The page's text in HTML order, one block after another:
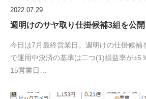
2022.07.29
週明けのサヤ取り仕掛候補3組を公開
今日は7月最終営業日。週明けの仕掛候補
で運用中決済の基準は二つ(1)損益率が±5
15営業日…